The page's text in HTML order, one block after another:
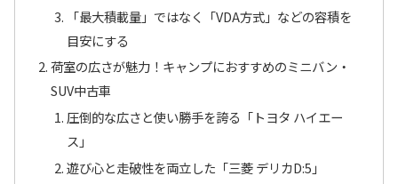
「最大積載量」ではなく「VDA方式」などの容積を
目安にする
荷室の広さが魅力！キャンプにおすすめのミニバン・
SUV中古車
圧倒的な広さと使い勝手を誇る「トヨタ ハイエー
ス」
遊び心と走破性を両立した「三菱 デリカD:5」